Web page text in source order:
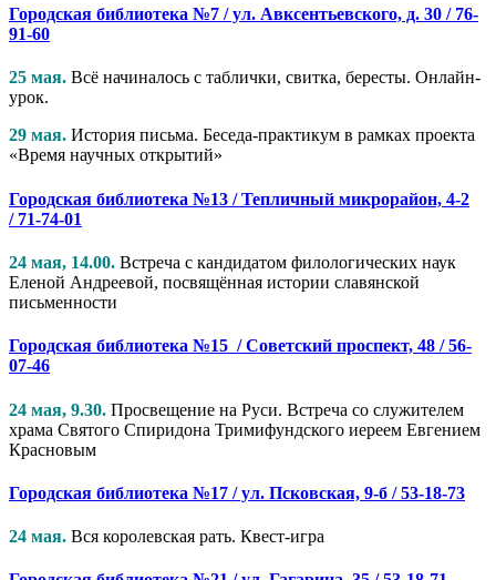
Городская библиотека №7 / ул. Авксентьевского, д. 30 / 76-
91-60
25 мая. Всё начиналось с таблички, свитка, бересты. Онлайн-
урок.
29 мая. История письма. Беседа-практикум в рамках проекта
«Время научных открытий»
Городская библиотека №13 / Тепличный микрорайон, 4-2
/ 71-74-01
24 мая, 14.00. Встреча с кандидатом филологических наук
Еленой Андреевой, посвящённая истории славянской
письменности
Городская библиотека №15 / Советский проспект, 48 / 56-
07-46
24 мая, 9.30. Просвещение на Руси. Встреча со служителем
храма Святого Спиридона Тримифундского иереем Евгением
Красновым
Городская библиотека №17 / ул. Псковская, 9-б / 53-18-73
24 мая. Вся королевская рать. Квест-игра